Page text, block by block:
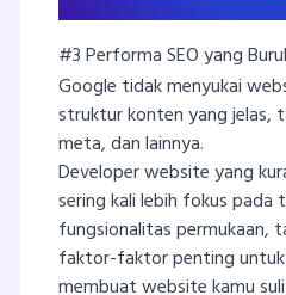
#3 Performa SEO yang
Google tidak menyukai
struktur konten yang jelas,
meta, dan lainnya.
Developer website yang
sering kali lebih fokus pada
fungsionalitas permukaan,
faktor-faktor penting untuk
membuat website kamu